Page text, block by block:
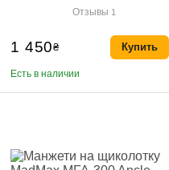
Отзывы 1
1 450₴
Есть в наличии
Купить